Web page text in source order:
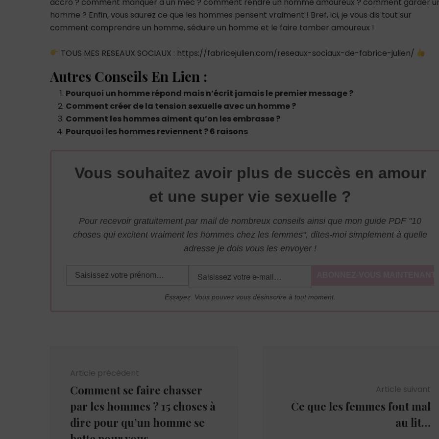
homme ? Enfin, vous saurez ce que les hommes pensent vraiment ! Bref, ici, je vous dis tout sur
comment comprendre un homme, séduire un homme et le faire tomber amoureux !
TOUS MES RESEAUX SOCIAUX : https://fabricejulien.com/reseaux-sociaux-de-fabrice-julien/
Autres Conseils En Lien :
Pourquoi un homme répond mais n’écrit jamais le premier message ?
Comment créer de la tension sexuelle avec un homme ?
Comment les hommes aiment qu’on les embrasse ?
Pourquoi les hommes reviennent ? 6 raisons
Vous souhaitez avoir plus de succès en amour
et une super vie sexuelle ?
Pour recevoir gratuitement par mail de nombreux conseils ainsi que mon guide PDF "10
choses qui excitent vraiment les hommes chez les femmes", dites-moi simplement à quelle
adresse je dois vous les envoyer !
Essayez. Vous pouvez vous désinscrire à tout moment.
Article précédent
Comment se faire chasser
par les hommes ? 15 choses à
dire pour qu’un homme se
Article suivant
Ce que les femmes font mal
au lit…